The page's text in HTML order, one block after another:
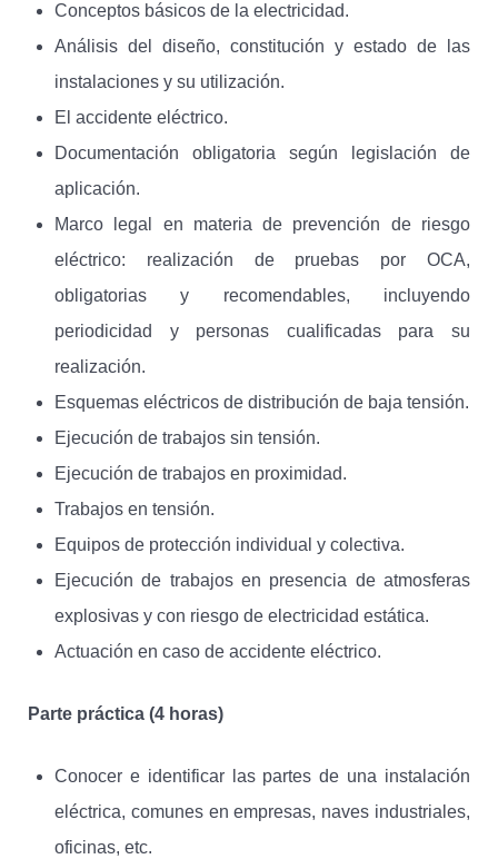
Conceptos básicos de la electricidad.
Análisis del diseño, constitución y estado de las
instalaciones y su utilización.
El accidente eléctrico.
Documentación obligatoria según legislación de
aplicación.
Marco legal en materia de prevención de riesgo
eléctrico: realización de pruebas por OCA,
obligatorias y recomendables, incluyendo
periodicidad y personas cualificadas para su
realización.
Esquemas eléctricos de distribución de baja tensión.
Ejecución de trabajos sin tensión.
Ejecución de trabajos en proximidad.
Trabajos en tensión.
Equipos de protección individual y colectiva.
Ejecución de trabajos en presencia de atmosferas
explosivas y con riesgo de electricidad estática.
Actuación en caso de accidente eléctrico.
Parte práctica (4 horas)
Conocer e identificar las partes de una instalación
eléctrica, comunes en empresas, naves industriales,
oficinas, etc.